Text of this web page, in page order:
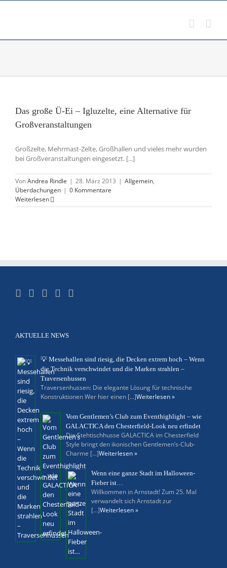
Das große Ü-Ei – Igluzelte, eine Alternative für
Großveranstaltungen
Großzelte, Mehrmast-Zelte, Großhallen und vieles mehr wurden
bei Großveranstaltungen eingesetzt. [...]
VonAndrea Rindle | 28. März 2013 | Allgemein,
Überdachungen | 0 Kommentare
Weiterlesen
AKTUELLE NEWS
💡 Messehallen sind riesig, die Decken extrem hoch – Wenn
die Technik verschwindet und die Marken strahlen –
Traversenhussen
Traversenhussen: Die elegante Lösung für technische
Konstruktionen Wer hier einen [...]Weiterlesen »
Vom Gentlemen’s Club zum Eventhighlight – wie
GALACTICA den Chesterfield-Look neu erfindet
Die Stehtischhusse GALACTICA im Chesterfield
Style bringt den ikonischen Gentlemen’s-Club-
Charme [...]Weiterlesen »
Wenn eine ganze Stadt im Halloween-
Fieber ist…
Willkommen in Arnstadt! Zum 25. Mal
verwandelt sich Arnstadt zur
[...]Weiterlesen »